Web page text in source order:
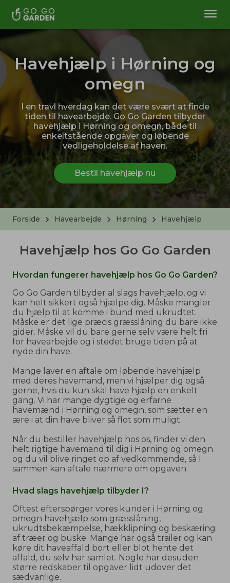
Havehjælp i Hørning og
omegn
I en travl hverdag kan det være svært at finde
tiden til havearbejde. Go Go Garden tilbyder
havehjælp i Hørning og omegn, både til
enkeltstående opgaver og løbende
vedligeholdelse af haven.
Bestil havehjælp nu
Forside Havearbejde Hørning Havehjælp
Havehjælp hos Go Go Garden
Hvordan fungerer havehjælp hos Go Go Garden?
Go Go Garden tilbyder al slags havehjælp, og vi
kan helt sikkert også hjælpe dig. Måske mangler
du hjælp til at komme i bund med ukrudtet.
Måske er det lige præcis græsslåning du bare ikke
gider. Måske vil du bare gerne selv være helt fri
for havearbejde og i stedet bruge tiden på at
nyde din have.
Mange laver en aftale om løbende havehjælp
med deres havemand, men vi hjælper dig også
gerne, hvis du kun skal have hjælp en enkelt
gang. Vi har mange dygtige og erfarne
havemænd i Hørning og omegn, som sætter en
ære i at din have bliver så flot som muligt.
Når du bestiller havehjælp hos os, finder vi den
helt rigtige havemand til dig i Hørning og omegn
og du vil blive ringet op af vedkommende, så I
sammen kan aftale nærmere om opgaven.
Hvad slags havehjælp tilbyder I?
Oftest efterspørger vores kunder i Hørning og
omegn havehjælp som græsslåning,
ukrudtsbekæmpelse, hækklipning og beskæring
af træer og buske. Mange har også trailer og kan
køre dit haveaffald bort eller blot hente det
affald, du selv har samlet. Nogle har desuden
større redskaber til opgaver lidt udover det
sædvanlige.